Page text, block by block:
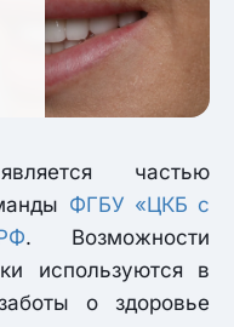
частью
ФГБУ «ЦКБ с
. Возможности
используются в
о здоровье